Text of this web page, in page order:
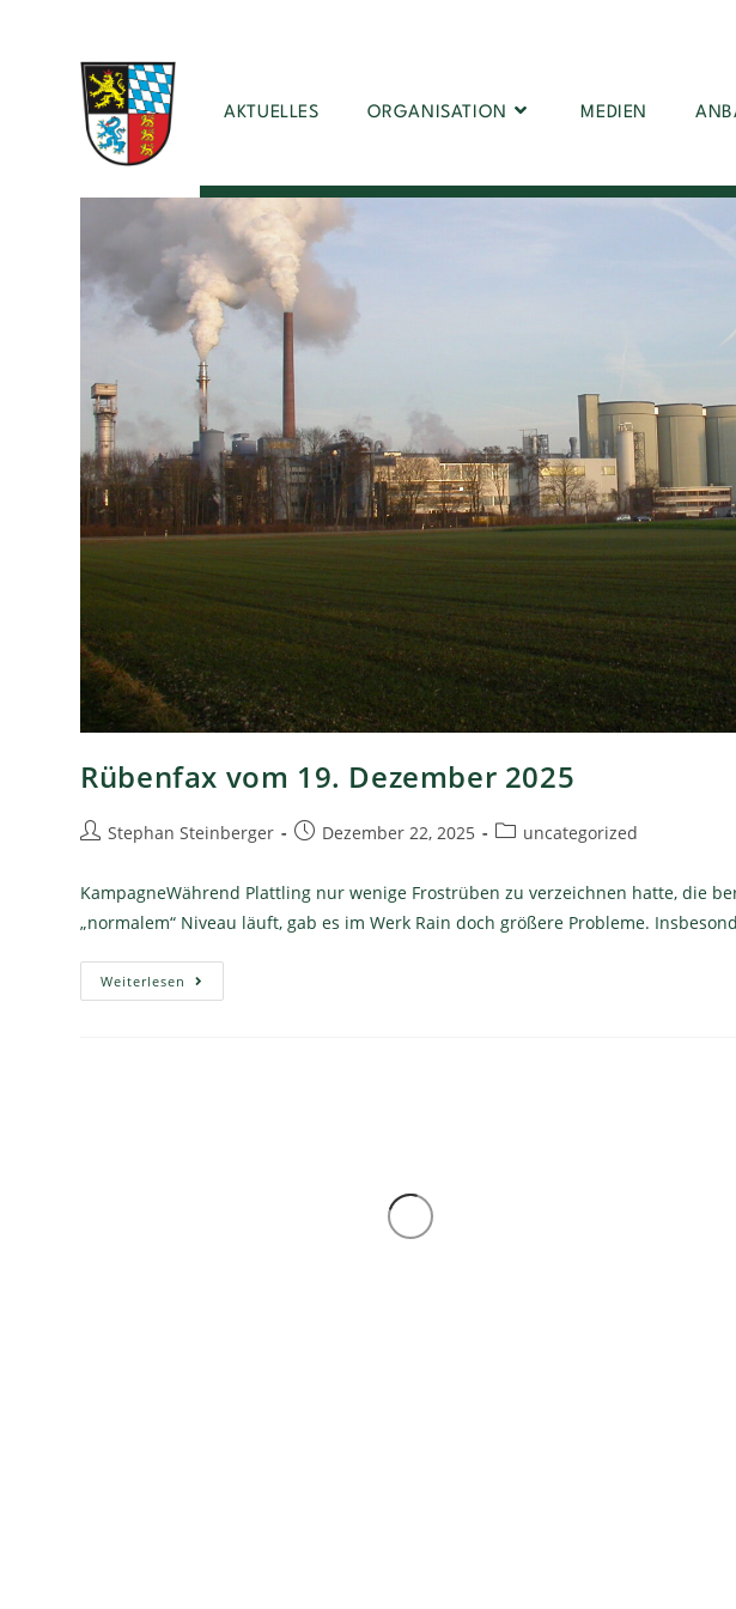
AKTUELLES ORGANISATION MEDIEN
Rübenfax vom 19. Dezember 2025
Stephan Steinberger Dezember 22, 2025 uncategorized
KampagneWährend Plattling nur wenige Frostrüben zu verzeichnen hatte, die
„normalem“ Niveau läuft, gab es im Werk Rain doch größere Probleme.
Weiterlesen